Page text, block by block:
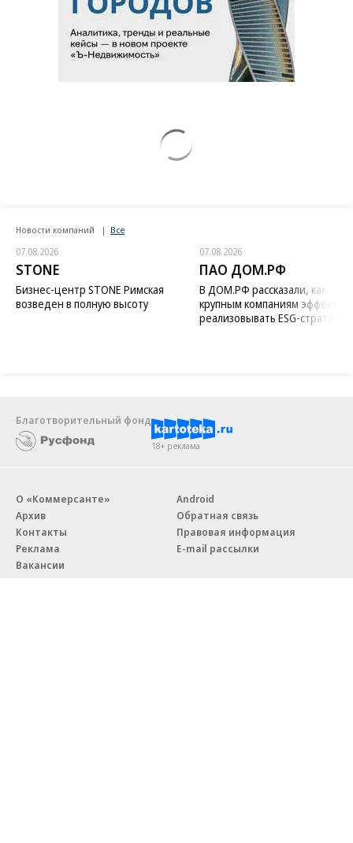
Новости компаний Все
07.08.2026
STONE
Бизнес-центр STONE Римская
возведен в полную высоту
07.08.2026
ПАО ДОМ.РФ
В ДОМ.РФ рассказали, как
крупным компаниям
реализовывать ESG-стратегию
Благотворительный фонд
18+ реклама
О «Коммерсанте»
Архив
Контакты
Реклама
Вакансии
Android
Обратная связь
Правовая информация
E-mail рассылки